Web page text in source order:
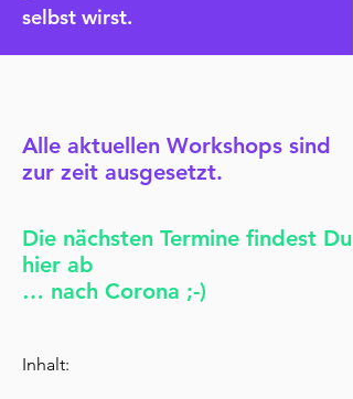
selbst wirst.
Alle aktuellen Workshops sind
zur zeit ausgesetzt.
Die nächsten Termine findest Du
hier ab
… nach Corona ;-)
Inhalt: